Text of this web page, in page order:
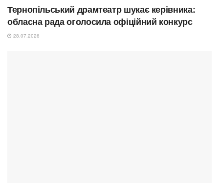
Тернопільський драмтеатр шукає керівника:
обласна рада оголосила офіційний конкурс
28.07.2026